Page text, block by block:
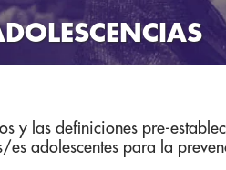
y las definiciones pre-
adolescentes para la